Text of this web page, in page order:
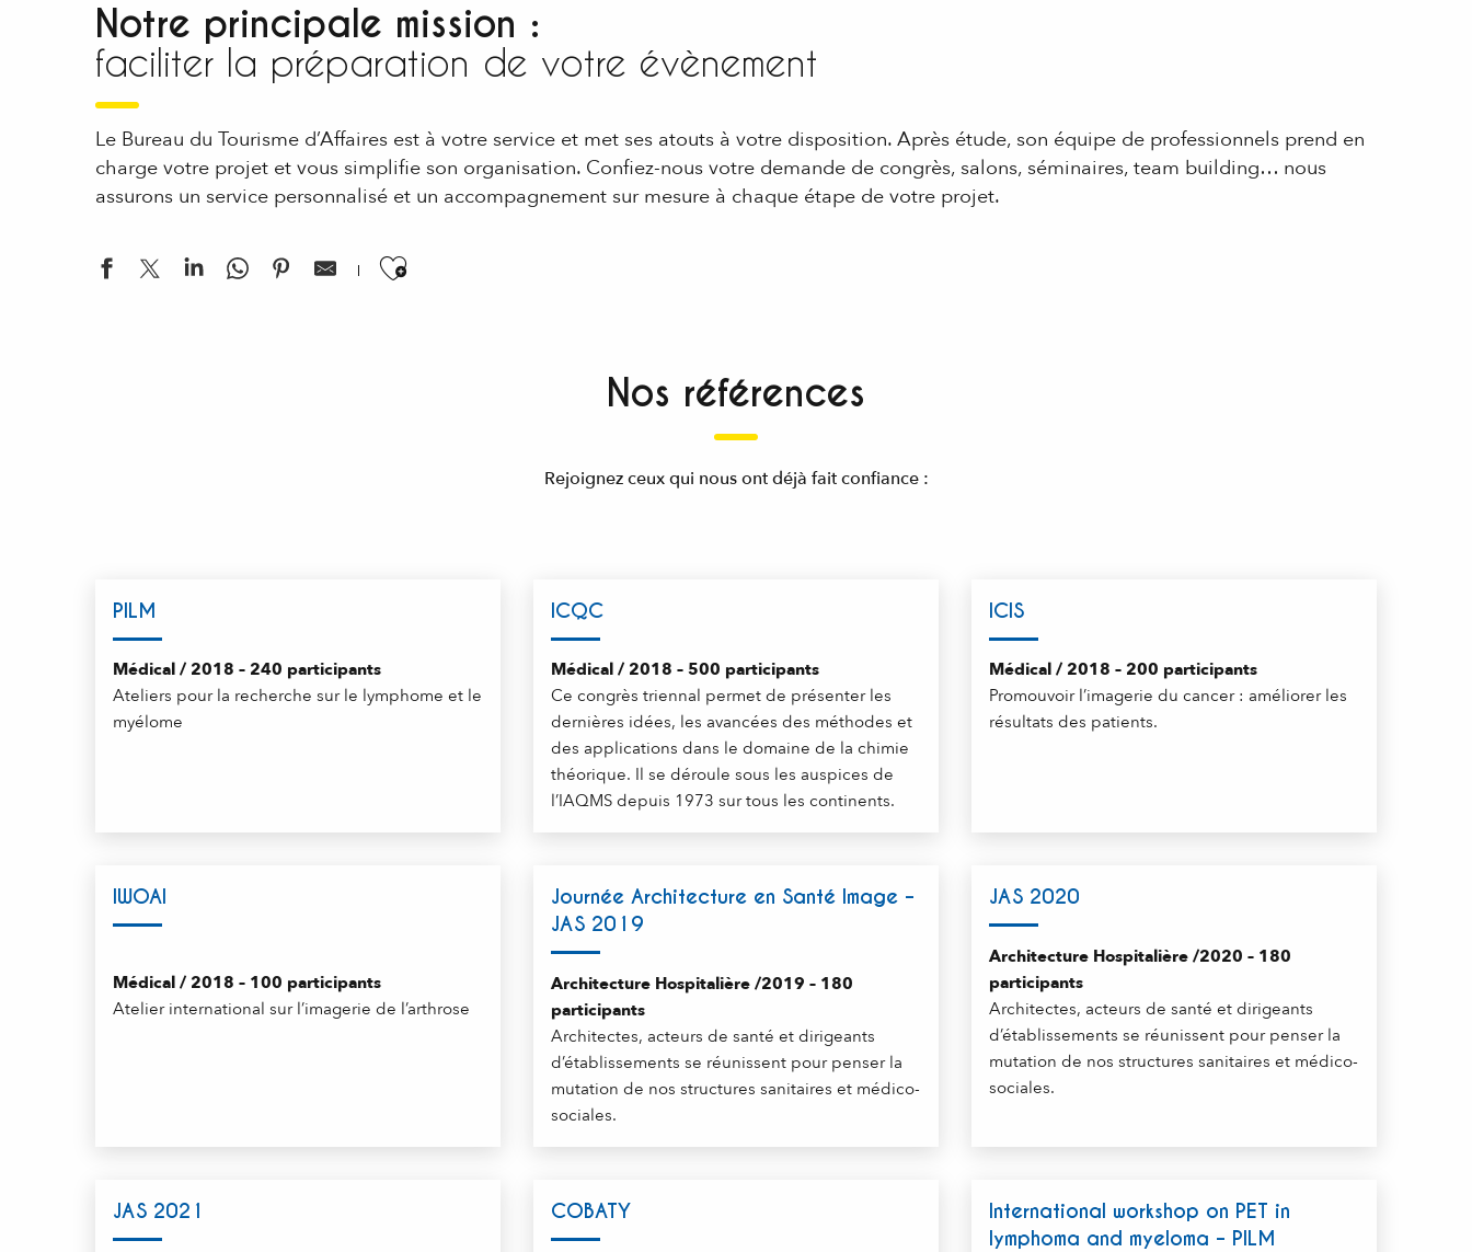
Notre principale mission :
faciliter la préparation de votre évènement
Le Bureau du Tourisme d’Affaires est à votre service et met ses atouts à votre disposition. Après étude, son équipe de professionnels prend en
charge votre projet et vous simplifie son organisation. Confiez-nous votre demande de congrès, salons, séminaires, team building… nous
assurons un service personnalisé et un accompagnement sur mesure à chaque étape de votre projet.
Ajouter aux favoris
Nos références
Rejoignez ceux qui nous ont déjà fait confiance :
PILM
Médical / 2018 – 240 participants
Ateliers pour la recherche sur le lymphome et le
myélome
ICQC
Médical / 2018 – 500 participants
Ce congrès triennal permet de présenter les
dernières idées, les avancées des méthodes et
des applications dans le domaine de la chimie
théorique. Il se déroule sous les auspices de
l’IAQMS depuis 1973 sur tous les continents.
ICIS
Médical / 2018 – 200 participants
Promouvoir l’imagerie du cancer : améliorer les
résultats des patients.
IWOAI
Médical / 2018 – 100 participants
Atelier international sur l’imagerie de l’arthrose
Journée Architecture en Santé Image –
JAS 2019
Architecture Hospitalière /2019 – 180
participants
Architectes, acteurs de santé et dirigeants
d’établissements se réunissent pour penser la
mutation de nos structures sanitaires et médico-
sociales.
JAS 2020
Architecture Hospitalière /2020 – 180
participants
Architectes, acteurs de santé et dirigeants
d’établissements se réunissent pour penser la
mutation de nos structures sanitaires et médico-
sociales.
JAS 2021 COBATY
International workshop on PET in
lymphoma and myeloma – PILM